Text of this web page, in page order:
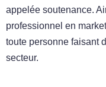
appelée soutenance.
professionnel en
toute personne faisant
secteur.